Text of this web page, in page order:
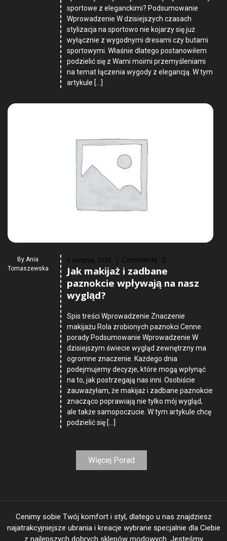
sportowe z eleganckimi? Podsumowanie
Wprowadzenie W dzisiejszych czasach
stylizacja na sportowo nie kojarzy się już
wyłącznie z wygodnymi dresami czy butami
sportowymi. Właśnie dlatego postanowiłem
podzielić się z Wami moimi przemyśleniami
na temat łączenia wygody z elegancją. W tym
artykule […]
By Ania
Tomaszewska
1 Sierpnia, 2026 Comments : 0
Jak makijaż i zadbane
paznokcie wpływają na nasz
wygląd?
Spis treści Wprowadzenie Znaczenie
makijażu Rola zrobionych paznokci Cenne
porady Podsumowanie Wprowadzenie W
dzisiejszym świecie wygląd zewnętrzny ma
ogromne znaczenie. Każdego dnia
podejmujemy decyzje, które mogą wpłynąć
na to, jak postrzegają nas inni. Osobiście
zauważyłam, że makijaż i zadbane paznokcie
znacząco poprawiają nie tylko mój wygląd,
ale także samopoczucie. W tym artykule chcę
podzielić się […]
Więcej Porad
Cenimy sobie Twój komfort i styl, dlatego u nas znajdziesz
najatrakcyjniejsze ubrania i kreacje wybrane specjalnie dla Ciebie
z najlepszych dobrych sklepów modowych. Jesteśmy